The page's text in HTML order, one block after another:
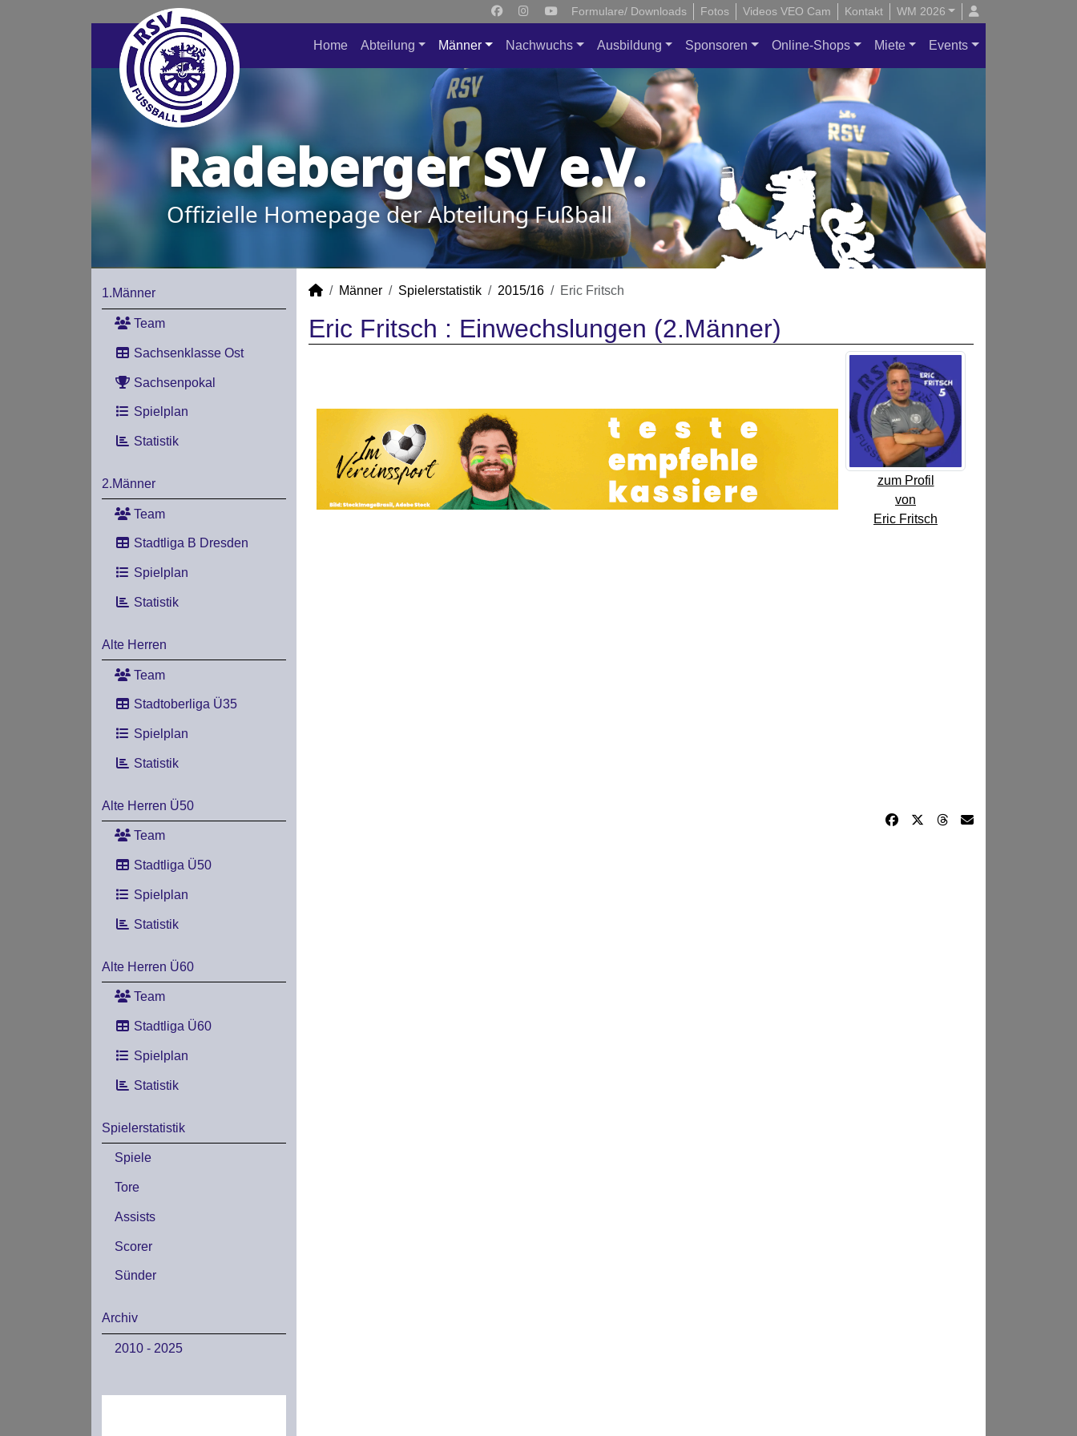
Formulare/ Downloads Fotos Videos VEO Cam Kontakt WM 2026
Home Abteilung Männer Nachwuchs Ausbildung Sponsoren Online-Shops Miete Events
Radeberger SV e.V.
Offizielle Homepage der Abteilung Fußball
1.Männer
Team
Sachsenklasse Ost
Sachsenpokal
Spielplan
Statistik
2.Männer
Team
Stadtliga B Dresden
Spielplan
Statistik
Alte Herren
Team
Stadtoberliga Ü35
Spielplan
Statistik
Alte Herren Ü50
Team
Stadtliga Ü50
Spielplan
Statistik
Alte Herren Ü60
Team
Stadtliga Ü60
Spielplan
Statistik
Spielerstatistik
Spiele
Tore
Assists
Scorer
Sünder
Archiv
2010 - 2025
Männer Spielerstatistik 2015/16 Eric Fritsch
Eric Fritsch : Einwechslungen (2.Männer)
zum Profil
von
Eric Fritsch